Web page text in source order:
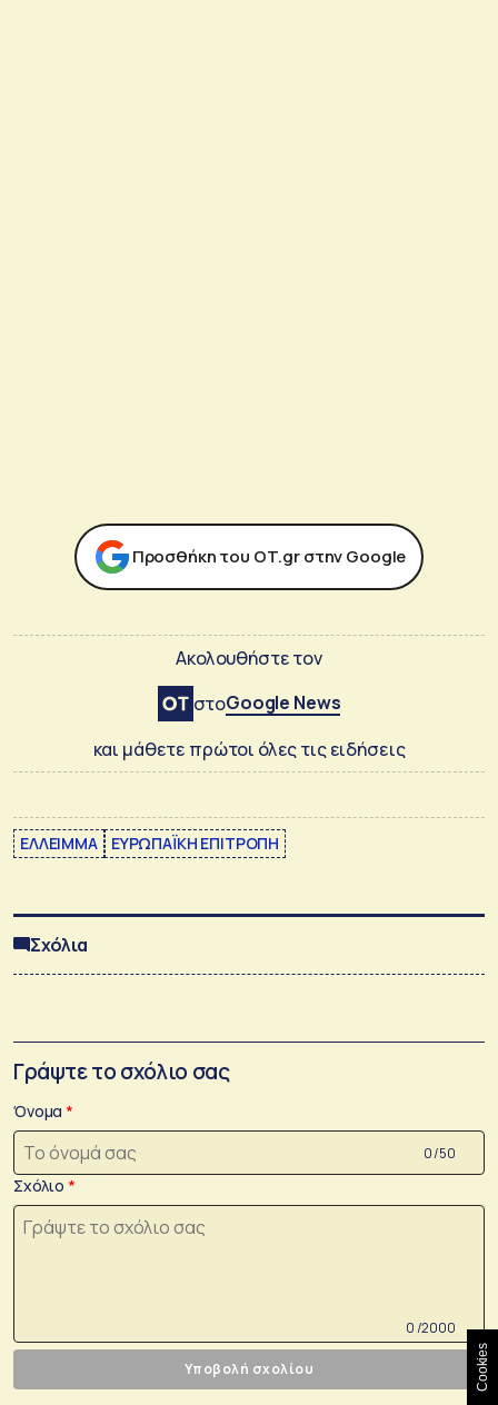
Προσθήκη του ΟΤ.gr στην Google
Ακολουθήστε τον
στοGoogle News
και μάθετε πρώτοι όλες τις ειδήσεις
ΕΛΛΕΙΜΜΑ ΕΥΡΩΠΑΪΚΗ ΕΠΙΤΡΟΠΗ
Σχόλια
Γράψτε το σχόλιο σας
Όνομα
0 /50
Σχόλιο
0 /2000
Υποβολή σχολίου Cookies